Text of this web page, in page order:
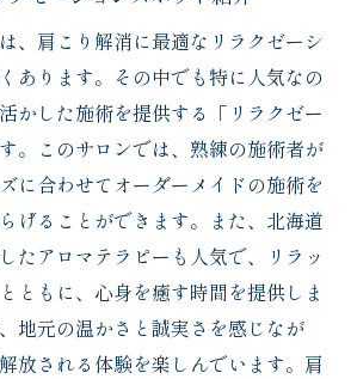
、肩こり解消に最適なリラクゼーシ
あります。その中でも特に人気なの
かした施術を提供する「リラクゼー
。このサロンでは、熟練の施術者が
に合わせてオーダーメイドの施術を
げることができます。また、北海道
たアロマテラピーも人気で、リラッ
ともに、心身を癒す時間を提供しま
地元の温かさと誠実さを感じなが
放される体験を楽しんでいます。肩